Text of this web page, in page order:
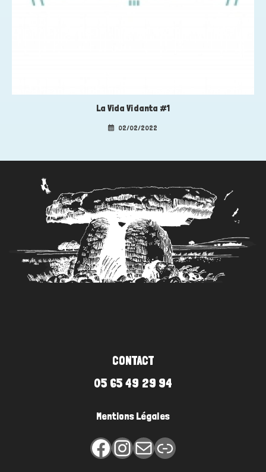
La Vida Vidanta #1
02/02/2022
CONTACT
05 65 49 29 94
Mentions Légales
FacebookInstagram
E-mail Lien